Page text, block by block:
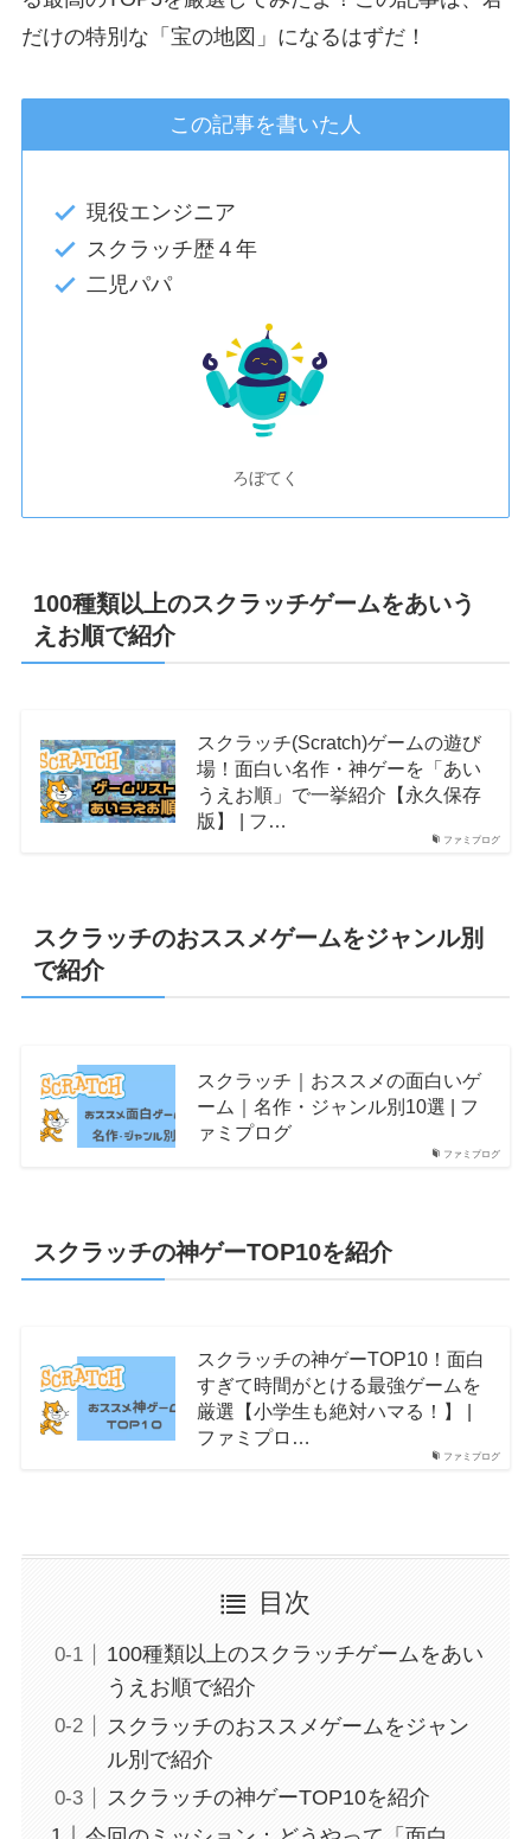
だけの特別な「宝の地図」になるはずだ！
この記事を書いた人
現役エンジニア
スクラッチ歴４年
二児パパ
ろぼてく
100種類以上のスクラッチゲームをあいう
えお順で紹介
ファミプログ
スクラッチ(Scratch)ゲームの遊び
場！面白い名作・神ゲーを「あい
うえお順」で一挙紹介【永久保存
版】 | フ…
スクラッチのおススメゲームをジャンル別
で紹介
ファミプログ
スクラッチ｜おススメの面白いゲ
ーム｜名作・ジャンル別10選 | フ
ァミプログ
スクラッチの神ゲーTOP10を紹介
ファミプログ
スクラッチの神ゲーTOP10！面白
すぎて時間がとける最強ゲームを
厳選【小学生も絶対ハマる！】 |
ファミプロ…
目次
100種類以上のスクラッチゲームをあい
うえお順で紹介
スクラッチのおススメゲームをジャン
ル別で紹介
スクラッチの神ゲーTOP10を紹介